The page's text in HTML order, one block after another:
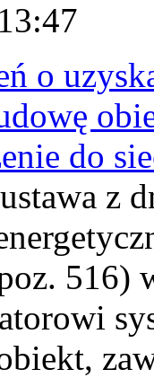
o
do
z
516)